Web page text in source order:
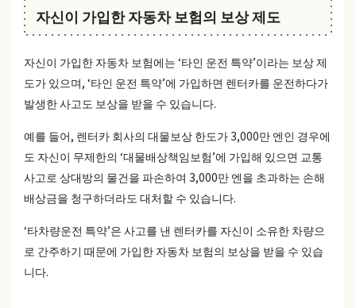
자신이 가입한 자동차 보험의 보상 제도
자신이 가입한 자동차 보험에는 ‘타인 운전 특약’이라는 보상 제
도가 있으며, ‘타인 운전 특약’에 가입하면 렌터카를 운전하다가
발생한 사고도 보상을 받을 수 있습니다.
예를 들어, 렌터카 회사의 대물보상 한도가 3,000만 엔인 경우에
도 자신이 무제한의 ‘대물배상책임보험’에 가입해 있으면 교통
사고로 상대방의 물건을 파손하여 3,000만 엔을 초과하는 손해
배상금을 청구하더라도 대처할 수 있습니다.
‘타차량운전 특약’은 사고를 낸 렌터카를 자신이 소유한 차량으
로 간주하기 때문에 가입한 자동차 보험의 보상을 받을 수 있습
니다.